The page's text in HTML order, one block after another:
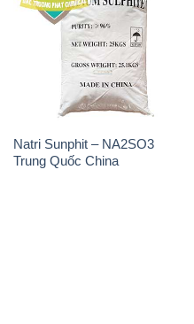
Natri Sunphit – NA2SO3
Trung Quốc China